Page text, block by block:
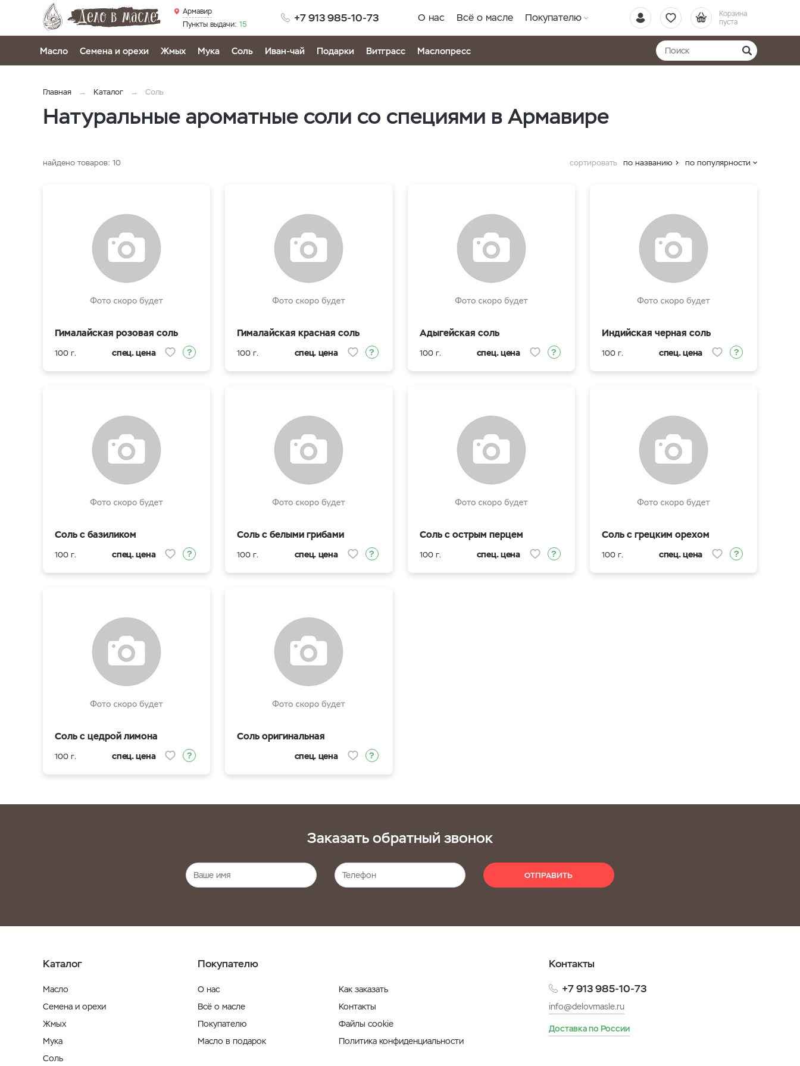
+7 913 985-10-73
Корзина
пуста
Армавир
Пункты выдачи: 15
О нас Всё о масле Покупателю
Масло Семена и орехи Жмых Мука Соль Иван-чай Подарки Витграсс Маслопресс
Главная Каталог Соль
Натуральные ароматные соли со специями в Армавире
найдено товаров: 10 сортировать по названию по популярности
Гималайская розовая соль
100 г. спец. цена
Гималайская красная соль
100 г. спец. цена
Адыгейская соль
100 г. спец. цена
Индийская черная соль
100 г. спец. цена
Соль с базиликом
100 г. спец. цена
Соль с белыми грибами
100 г. спец. цена
Соль с острым перцем
100 г. спец. цена
Соль с грецким орехом
100 г. спец. цена
Соль с цедрой лимона
100 г. спец. цена
Соль оригинальная
спец. цена
Заказать обратный звонок
ОТПРАВИТЬ
Каталог
Масло
Семена и орехи
Жмых
Мука
Соль
Покупателю
О нас
Всё о масле
Покупателю
Масло в подарок
Как заказать
Контакты
Файлы cookie
Политика конфиденциальности
Контакты
+7 913 985-10-73
info@delovmasle.ru
Доставка по России